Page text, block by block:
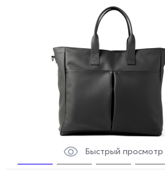
Быстрый просмотр